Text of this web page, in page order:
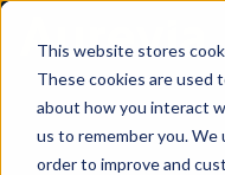
This website stores
These cookies are used
about how you interact
us to remember you.
order to improve and